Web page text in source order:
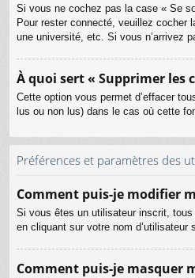
Si vous ne cochez pas la case « Se
Pour rester connecté, veuillez cocher
une université, etc. Si vous n’arrivez
À quoi sert « Supprimer les
Cette option vous permet d’effacer
lus ou non lus) dans le cas où cette
Préférences et paramètres des
Comment puis-je modifier
Si vous êtes un utilisateur inscrit,
en cliquant sur votre nom
Comment puis-je masquer